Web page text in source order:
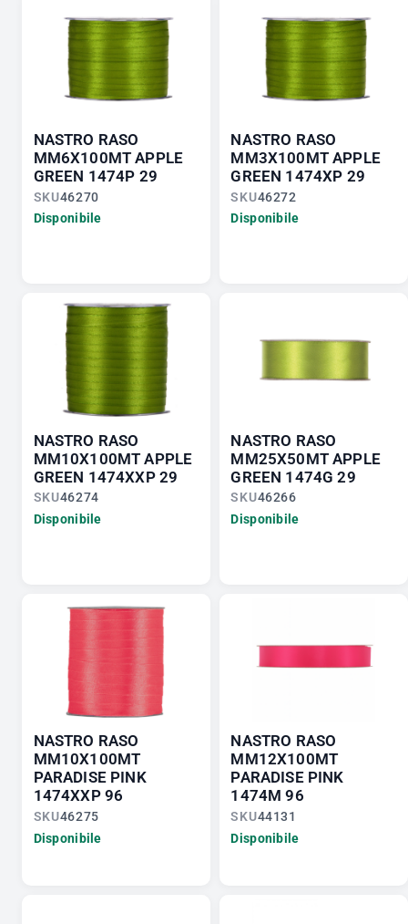
NASTRO RASO
MM6X100MT APPLE
GREEN 1474P 29
SKU46270
Disponibile
NASTRO RASO
MM3X100MT APPLE
GREEN 1474XP 29
SKU46272
Disponibile
NASTRO RASO
MM10X100MT APPLE
GREEN 1474XXP 29
SKU46274
Disponibile
NASTRO RASO
MM25X50MT APPLE
GREEN 1474G 29
SKU46266
Disponibile
NASTRO RASO
MM10X100MT
PARADISE PINK
1474XXP 96
SKU46275
Disponibile
NASTRO RASO
MM12X100MT
PARADISE PINK
1474M 96
SKU44131
Disponibile